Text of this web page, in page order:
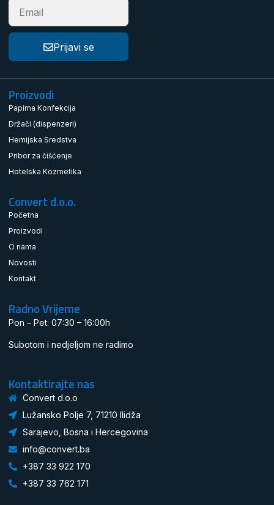
Prijavi se
Proizvodi
Papirna Konfekcija
Držači (dispenzeri)
Hemijska Sredstva
Pribor za čišćenje
Hotelska Kozmetika
Convert d.o.o.
Početna
Proizvodi
O nama
Novosti
Kontakt
Radno Vrijeme
Pon – Pet: 07:30 – 16:00h
Subotom i nedjeljom ne radimo
Kontaktirajte nas
Convert d.o.o
Lužansko Polje 7, 71210 Ilidža
Sarajevo, Bosna i Hercegovina
info@convert.ba
+387 33 922 170
+387 33 762 171